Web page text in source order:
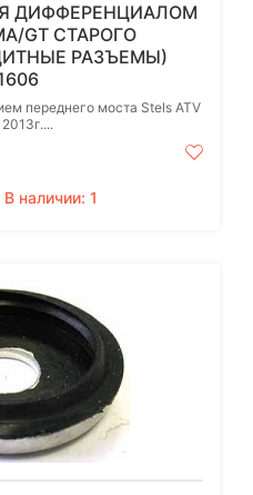
ДИФФЕРЕНЦИАЛОМ
GT СТАРОГО
РАЗЪЕМЫ)
переднего моста Stels ATV
В наличии: 1